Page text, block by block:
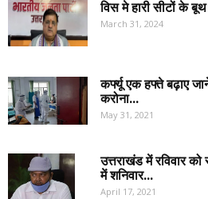
विस मे हारी सीटों के
March 31, 2024
कर्फ्यू एक हफ्ते बढ़ाए
करोना...
May 31, 2021
उत्तराखंड में रविवार को
में शनिवार...
April 17, 2021